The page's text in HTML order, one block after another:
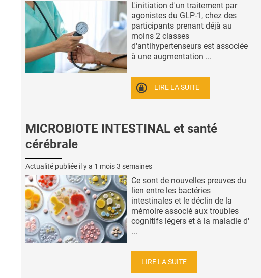
L'initiation d'un traitement par
agonistes du GLP-1, chez des
participants prenant déjà au
moins 2 classes
d'antihypertenseurs est associée
à une augmentation ...
LIRE LA SUITE
MICROBIOTE INTESTINAL et santé
cérébrale
Actualité publiée il y a 1 mois 3 semaines
Ce sont de nouvelles preuves du
lien entre les bactéries
intestinales et le déclin de la
mémoire associé aux troubles
cognitifs légers et à la maladie d'
...
LIRE LA SUITE